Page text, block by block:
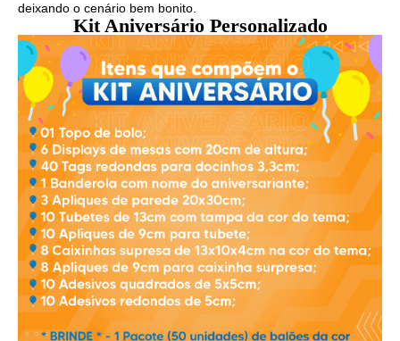
deixando o cenário bem bonito.
Kit Aniversário Personalizado